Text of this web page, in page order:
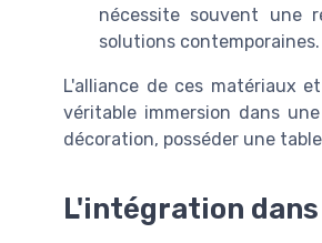
nécessite souvent une
solutions contemporaines.
L'alliance de ces matériaux
véritable immersion dans
décoration, posséder une
L'intégration